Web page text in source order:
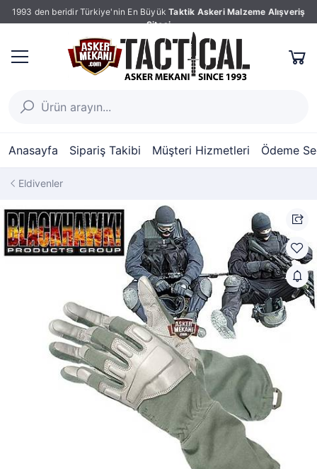
1993 den beridir Türkiye'nin En Büyük Taktik Askeri Malzeme Alışveriş
Sitesi
Anasayfa Sipariş Takibi Müşteri Hizmetleri Ödeme
Eldivenler